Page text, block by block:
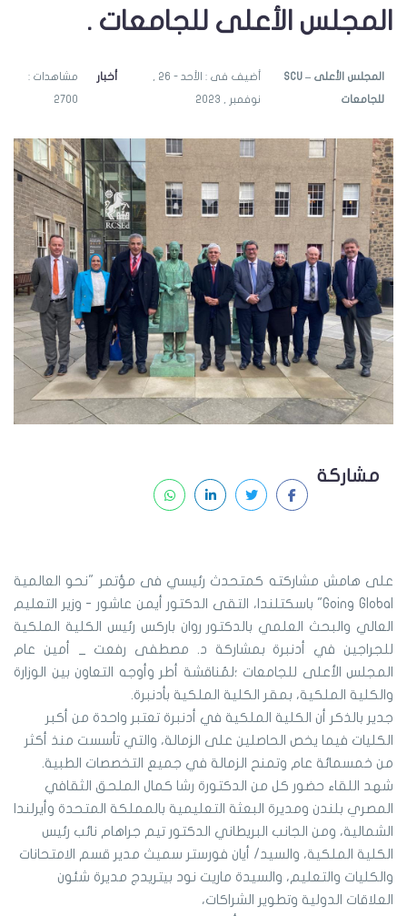
المجلس الأعلى للجامعات .
SCU – المجلس الأعلى
للجامعات نوفمبر , 2023
أخبار مشاهدات :
2700
مشاركة
على هامش مشاركته كمتحدث رئيسي فى مؤتمر "نحو العالمية
Going Global" باسكتلندا، التقى الدكتور أيمن عاشور - وزير التعليم
العالي والبحث العلمي بالدكتور روان باركس رئيس الكلية الملكية
للجراجين في أدنبرة بمشاركة د. مصطفى رفعت _ أمين عام
المجلس الأعلى للجامعات ؛لمُناقشة أطر وأوجه التعاون بين الوزارة
والكلية الملكية، بمقر الكلية الملكية بأدنبرة.
جدير بالذكر أن الكلية الملكية في أدنبرة تعتبر واحدة من أكبر
الكليات فيما يخص الحاصلين على الزمالة، والتي تأسست منذ أكثر
من خمسمائة عام وتمنح الزمالة في جميع التخصصات الطبية.
شهد اللقاء حضور كل من الدكتورة رشا كمال الملحق الثقافي
المصري بلندن ومديرة البعثة التعليمية بالمملكة المتحدة وأيرلندا
الشمالية، ومن الجانب البريطاني الدكتور تيم جراهام نائب رئيس
الكلية الملكية، والسيد/ أيان فورستر سميث مدير قسم الامتحانات
والكليات والتعليم، والسيدة ماريت نود بيتريدج مديرة شئون
العلاقات الدولية وتطوير الشراكات،